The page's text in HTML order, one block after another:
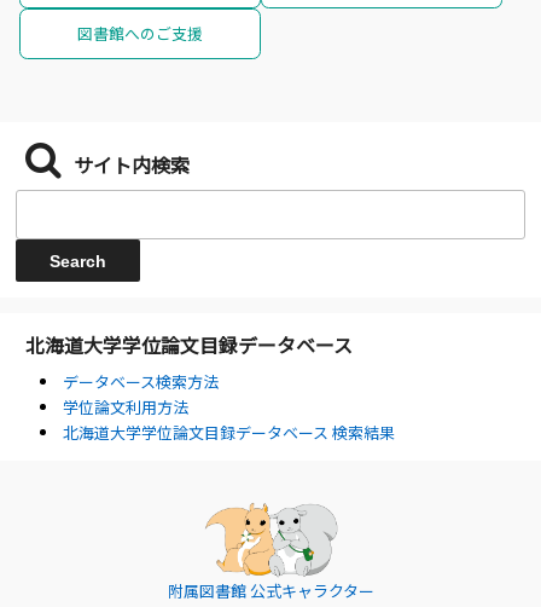
図書館へのご支援
サイト内検索
北海道大学学位論文目録データベース
データベース検索方法
学位論文利用方法
北海道大学学位論文目録データベース 検索結果
附属図書館 公式キャラクター